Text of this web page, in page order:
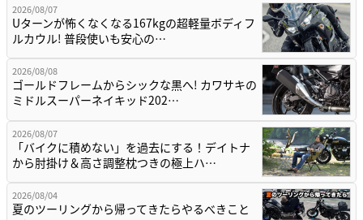
2026/08/07
Uターンが怖くなくなる167kgの超軽量ボディフ
ルカウル! 普段使いも安心の…
2026/08/08
ゴールドフレームからシックな黒へ! カワサキの
ミドルスーパーネイキッド202…
2026/08/07
「バイクに積めない」を過去にする！デイトナ
から肘掛け＆高さ調整枕つきの極上ハ…
2026/08/04
夏のツーリングから帰ってきたらやるべきこと